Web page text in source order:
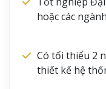
hoặc các
Có tối thiểu 2
thiết kế hệ